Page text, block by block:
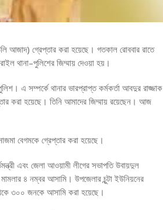
আজাদ) গ্রেপ্তার করা হয়েছে। গতকাল রোববার রাতে
থানা–পুলিশের জিম্মায় দেওয়া হয়।
এ সম্পর্কে থানার ভারপ্রাপ্ত কর্মকর্তা আবদুর রাজ্জাক
করা হয়েছে। তিনি আমাদের জিম্মায় রয়েছেন। আজ
বেগমকে গ্রেপ্তার করা হয়েছে।
এবং জেলা আওয়ামী লীগের সভাপতি উবায়দুল
৪ নম্বর আসামি। উপজেলার চুন্টা ইউনিয়নের
৩০০ জনকে আসামি করা হয়েছে।